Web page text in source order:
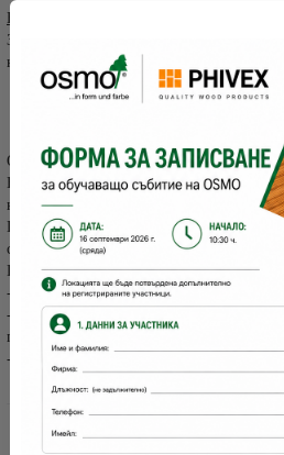
ВЛАЖНО ПОЧИСТВАНЕ:
Замърсените места могат да се
кърпа. Идеален за тази цел е
Осмо
.
Напръскайте повърхността с
кърпа без мъх.След това подсушете.
Препарата овлажнява повърхността
свежа и чиста.
Почистващ спрей за интериора:
- Премахва грубите замърсявания
- Поддържа защитени повърхностите
повърхността
- Подходящ за всички видове
Остави мнение/коментар